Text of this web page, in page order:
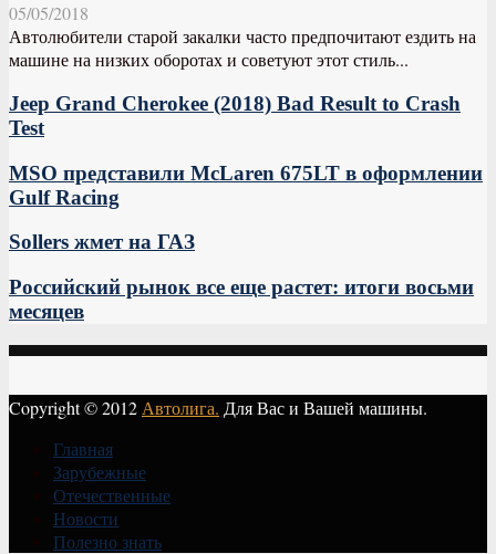
05/05/2018
Автолюбители старой закалки часто предпочитают ездить на
машине на низких оборотах и советуют этот стиль...
Jeep Grand Cherokee (2018) Bad Result to Crash
Test
MSO представили McLaren 675LT в оформлении
Gulf Racing
Sollers жмет на ГАЗ
Российский рынок все еще растет: итоги восьми
месяцев
Copyright © 2012 Автолига. Для Вас и Вашей машины.
Главная
Зарубежные
Отечественные
Новости
Полезно знать